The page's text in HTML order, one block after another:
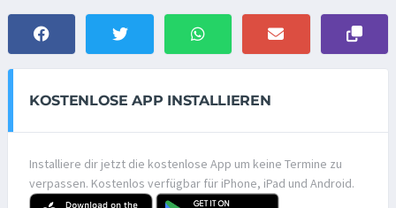
KOSTENLOSE APP INSTALLIEREN
Installiere dir jetzt die kostenlose App um keine Termine zu
verpassen. Kostenlos verfügbar für iPhone, iPad und Android.